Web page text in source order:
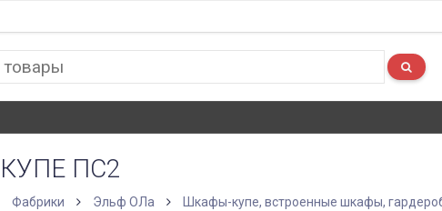
ПС2
Фабрики Эльф ОЛа Шкафы-купе, встроенные шкафы,